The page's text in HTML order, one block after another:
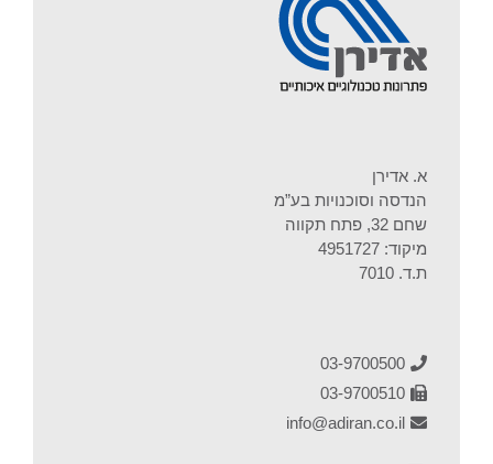
א. אדירן
הנדסה וסוכנויות בע”מ
שחם 32, פתח תקווה
מיקוד: 4951727
ת.ד. 7010
03-9700500
03-9700510
info@adiran.co.il